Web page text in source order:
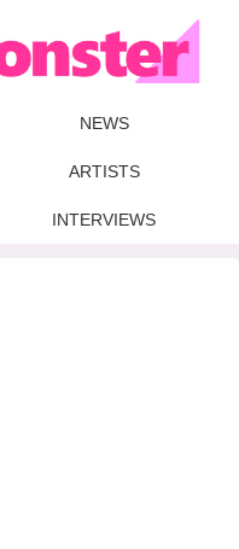
NEWS
ARTISTS
INTERVIEWS